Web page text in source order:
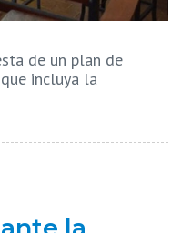
de un plan de
incluya la